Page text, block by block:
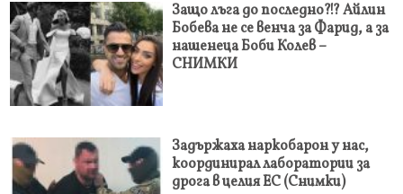
Защо лъга до последно?!? Айлин
Бобева не се венча за Фарид, а за
нашенеца Боби Колев –
СНИМКИ
Задържаха наркобарон у нас,
координирал лаборатории за
дрога в целия ЕС (Снимки)